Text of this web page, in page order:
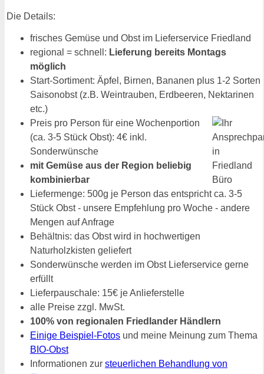
Die Details:
frisches Gemüse und Obst im Lieferservice Friedland
regional = schnell: Lieferung bereits Montags
möglich
Start-Sortiment: Äpfel, Birnen, Bananen plus 1-2 Sorten
Saisonobst (z.B. Weintrauben, Erdbeeren, Nektarinen
etc.)
Preis pro Person für eine Wochenportion
(ca. 3-5 Stück Obst): 4€ inkl.
Sonderwünsche
mit Gemüse aus der Region beliebig
kombinierbar
Liefermenge: 500g je Person das entspricht ca. 3-5
Stück Obst - unsere Empfehlung pro Woche - andere
Mengen auf Anfrage
Behältnis: das Obst wird in hochwertigen
Naturholzkisten geliefert
Sonderwünsche werden im Obst Lieferservice gerne
erfüllt
Lieferpauschale: 15€ je Anlieferstelle
alle Preise zzgl. MwSt.
100% von regionalen Friedlander Händlern
Einige Beispiel-Fotos und meine Meinung zum Thema
BIO-Obst
Informationen zur steuerlichen Behandlung von